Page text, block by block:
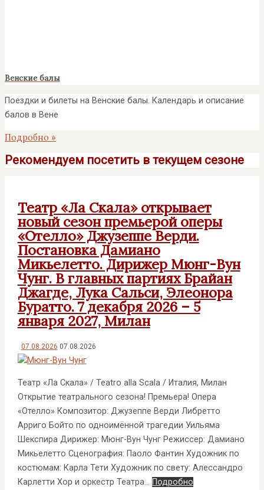
Венские балы
Поездки и билеты на Венские балы. Календарь и описание
балов в Вене
Подробно »
Рекомендуем посетить в текущем сезоне
Театр «Ла Скала» открывает
новый сезон премьерой оперы
«Отелло» Джузеппе Верди.
Постановка Дамиано
Микьелетто. Дирижер Мюнг-Вун
Чунг. В главных партиях Брайан
Джагде, Лука Сальси, Элеонора
Буратто. 7 декабря 2026 – 5
января 2027, Милан
07.08.2026 07.08.2026
Театр «Ла Скала» / Teatro alla Scala / Италия, Милан
Открытие театрального сезона! Премьера! Опера
«Отелло» Композитор: Джузеппе Верди Либретто
Арриго Бойто по одноимённой трагедии Уильяма
Шекспира Дирижер: Мюнг-Вун Чунг Режиссер: Дамиано
Микьелетто Сценография: Паоло Фантин Художник по
костюмам: Карла Тети Художник по свету: Алессандро
Карлетти Хор и оркестр Театра… Подробно